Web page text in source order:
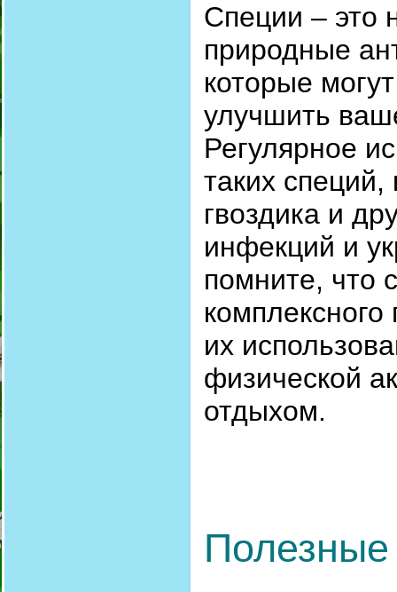
Специи – это
природные
которые
улучшить
Регулярное
таких специй,
гвоздика и
инфекций и
помните, что
их
физической
отдыхом.